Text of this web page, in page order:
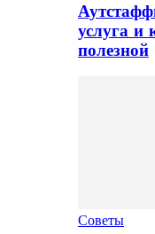
услуга и
полезной
Советы